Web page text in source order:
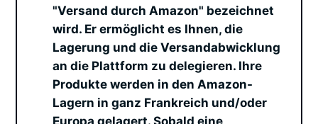
"Versand durch Amazon" bezeichnet
wird. Er ermöglicht es Ihnen, die
Lagerung und die Versandabwicklung
an die Plattform zu delegieren. Ihre
Produkte werden in den Amazon-
Lagern in ganz Frankreich und/oder
Europa gelagert. Sobald eine